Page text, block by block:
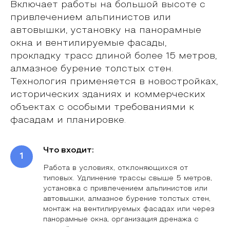
Включает работы на большой высоте с
привлечением альпинистов или
автовышки, установку на панорамные
окна и вентилируемые фасады,
прокладку трасс длиной более 15 метров,
алмазное бурение толстых стен.
Технология применяется в новостройках,
исторических зданиях и коммерческих
объектах с особыми требованиями к
фасадам и планировке.
Что входит:
Работа в условиях, отклоняющихся от
типовых. Удлинение трассы свыше 5 метров,
установка с привлечением альпинистов или
автовышки, алмазное бурение толстых стен,
монтаж на вентилируемых фасадах или через
панорамные окна, организация дренажа с